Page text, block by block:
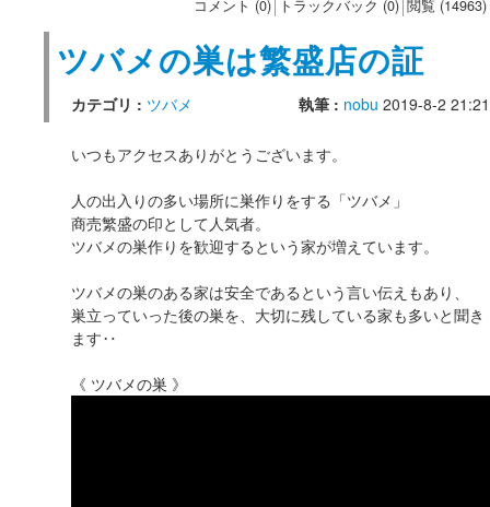
コメント (0) トラックバック (0) 閲覧 (14963)
ツバメの巣は繁盛店の証
カテゴリ : ツバメ 執筆 : nobu 2019-8-2 21:21
いつもアクセスありがとうございます。
人の出入りの多い場所に巣作りをする「ツバメ」
商売繁盛の印として人気者。
ツバメの巣作りを歓迎するという家が増えています。
ツバメの巣のある家は安全であるという言い伝えもあり、
巣立っていった後の巣を、大切に残している家も多いと聞き
ます‥
《 ツバメの巣 》